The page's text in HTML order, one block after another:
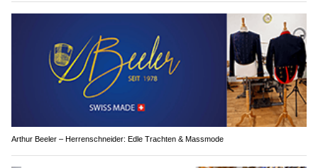
Arthur Beeler – Herrenschneider: Edle Trachten & Massmode